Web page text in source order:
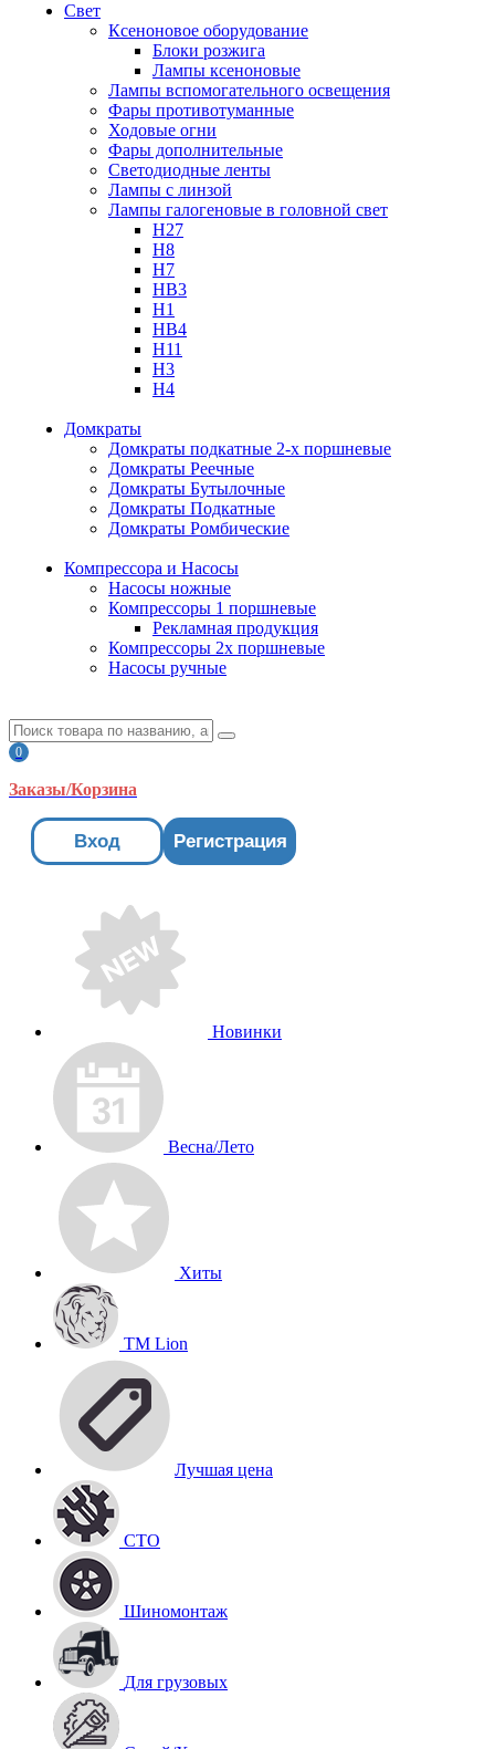
Свет
Ксеноновое оборудование
Блоки розжига
Лампы ксеноновые
Лампы вспомогательного освещения
Фары противотуманные
Ходовые огни
Фары дополнительные
Светодиодные ленты
Лампы с линзой
Лампы галогеновые в головной свет
H27
H8
H7
HB3
H1
HB4
H11
H3
H4
Домкраты
Домкраты подкатные 2-х поршневые
Домкраты Реечные
Домкраты Бутылочные
Домкраты Подкатные
Домкраты Ромбические
Компрессора и Насосы
Насосы ножные
Компрессоры 1 поршневые
Рекламная продукция
Компрессоры 2х поршневые
Насосы ручные
0
Заказы/Корзина
Вход Регистрация
Новинки
Весна/Лето
Хиты
TM Lion
Лучшая цена
СТО
Шиномонтаж
Для грузовых